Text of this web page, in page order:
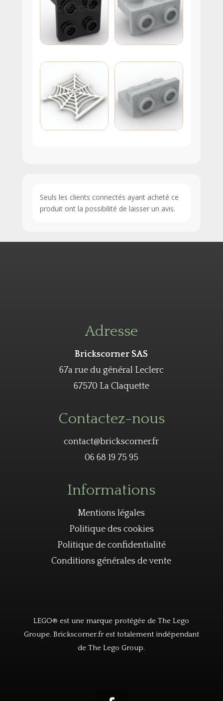
Seuls les clients connectés ayant acheté ce
produit ont la possibilité de laisser un avis.
Adresse
Brickscorner SAS
67a rue du général Leclerc
67570 La Claquette
Contactez-nous
contact@brickscorner.fr
06 68 19 75 95
Informations
Mentions légales
Politique des cookies
Politique de confidentialité
Conditions générales de vente
LEGO® est une marque protégée de The Lego
Groupe. Brickscorner.fr est totalement indépendant
de The Lego Group.